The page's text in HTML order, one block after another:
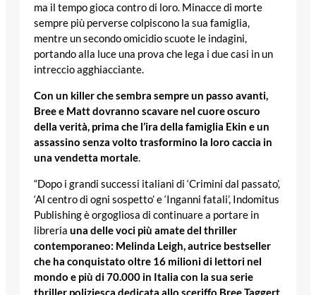
ma il tempo gioca contro di loro. Minacce di morte
sempre più perverse colpiscono la sua famiglia,
mentre un secondo omicidio scuote le indagini,
portando alla luce una prova che lega i due casi in un
intreccio agghiacciante.
Con un killer che sembra sempre un passo avanti,
Bree e Matt dovranno scavare nel cuore oscuro
della verità, prima che l’ira della famiglia Ekin e un
assassino senza volto trasformino la loro caccia in
una vendetta mortale.
“Dopo i grandi successi italiani di ‘Crimini dal passato’,
‘Al centro di ogni sospetto’ e ‘Inganni fatali’, Indomitus
Publishing è orgogliosa di continuare a portare in
libreria una delle voci più amate del thriller
contemporaneo: Melinda Leigh, autrice bestseller
che ha conquistato oltre 16 milioni di lettori nel
mondo e più di 70.000 in Italia con la sua serie
thriller poliziesca dedicata allo sceriffo Bree Taggert